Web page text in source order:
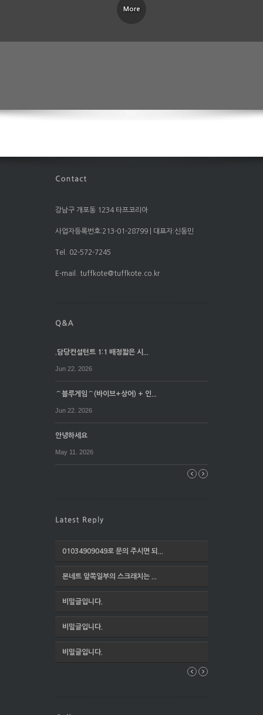
More
강남구 개포동 1234 타프코리아
사업자등록번호:213-01-28799 | 대표자:신동민
Tel. 02-572-7245
E-mail. tuffkote@tuffkote.co.kr
.담당컨설턴트 1:1 배정짧은 시...
Jun 22. 2026
⌒블루게임⌒(바이브+상어) + 인...
Jun 22. 2026
안녕하세요
May 11. 2026
01034909049로 문의 주시면 되...
본네트 앞쪽일부의 스크래치는 ...
비밀글입니다.
비밀글입니다.
비밀글입니다.